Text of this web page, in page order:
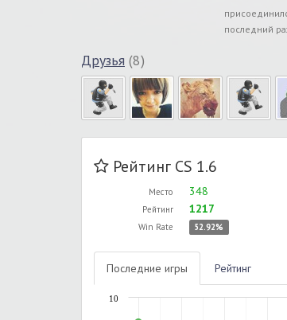
последний
Друзья (8)
Рейтинг CS 1.6
Место 348
Рейтинг 1217
Win Rate 52.92%
Последние игры Рейтинг
10